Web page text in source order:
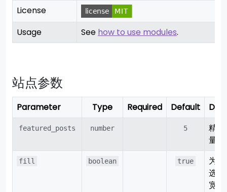
License
Usage
See how to use modules.
站点参数
Parameter Type Required Default
featured_posts number 5
精
量。
fill boolean true 为
选
宽。